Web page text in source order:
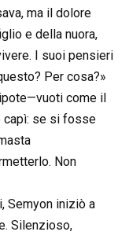
ma il dolore
e della nuora,
I suoi pensieri
Per cosa?»
come il
capì: se si fosse
Non
Semyon iniziò a
Silenzioso,